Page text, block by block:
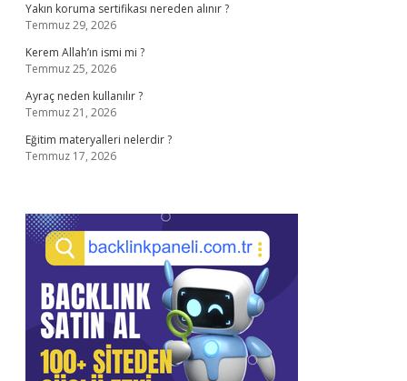
Yakın koruma sertifikası nereden alınır ?
Temmuz 29, 2026
Kerem Allah’ın ismi mi ?
Temmuz 25, 2026
Ayraç neden kullanılır ?
Temmuz 21, 2026
Eğitim materyalleri nelerdir ?
Temmuz 17, 2026